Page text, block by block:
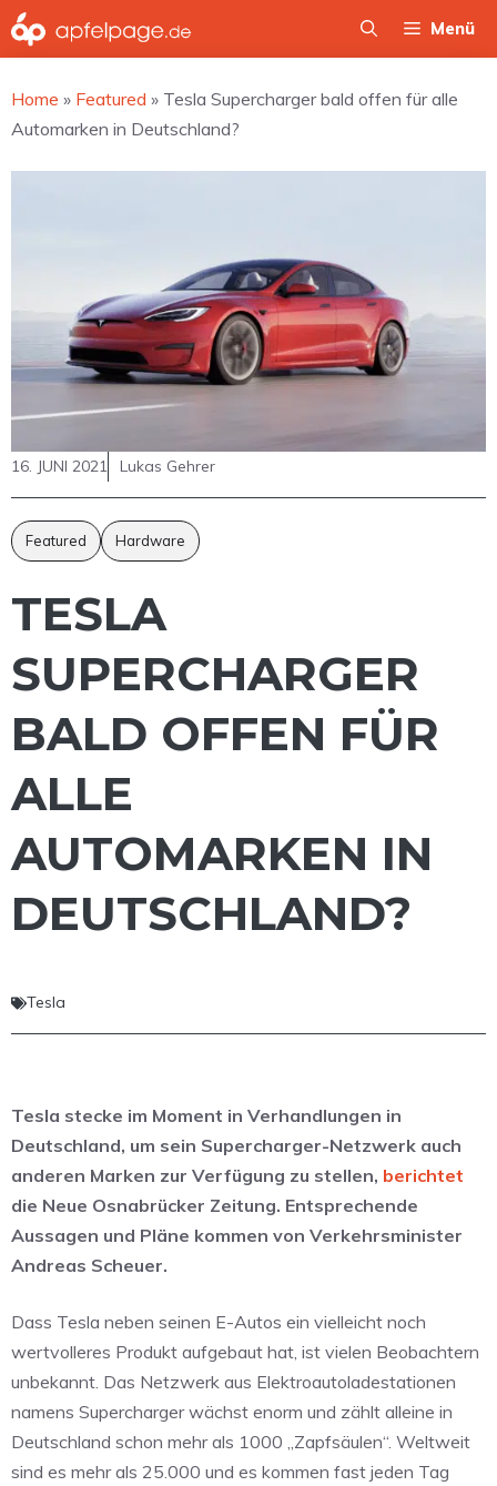
Zum
Inhalt
Menü
Home » Featured » Tesla Supercharger bald offen für alle
Automarken in Deutschland?
16. JUNI 2021 Lukas Gehrer
Featured Hardware
TESLA
SUPERCHARGER
BALD OFFEN FÜR
ALLE
AUTOMARKEN IN
DEUTSCHLAND?
Tesla
Tesla stecke im Moment in Verhandlungen in
Deutschland, um sein Supercharger-Netzwerk auch
anderen Marken zur Verfügung zu stellen, berichtet
die Neue Osnabrücker Zeitung. Entsprechende
Aussagen und Pläne kommen von Verkehrsminister
Andreas Scheuer.
Dass Tesla neben seinen E-Autos ein vielleicht noch
wertvolleres Produkt aufgebaut hat, ist vielen Beobachtern
unbekannt. Das Netzwerk aus Elektroautoladestationen
namens Supercharger wächst enorm und zählt alleine in
Deutschland schon mehr als 1000 „Zapfsäulen“. Weltweit
sind es mehr als 25.000 und es kommen fast jeden Tag